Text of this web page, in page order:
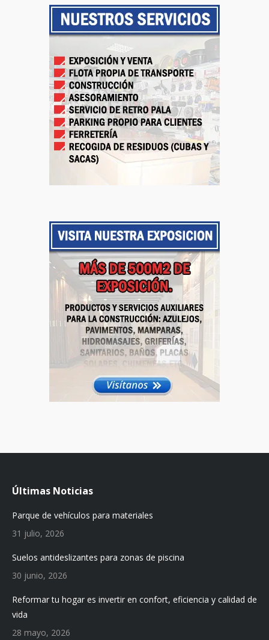
Últimas Noticias
Parque de vehículos para materiales
31 julio, 2026
Suelos antideslizantes para zonas de piscina
30 junio, 2026
Reformar tu hogar es invertir en confort, eficiencia y calidad de
vida
28 mayo, 2026